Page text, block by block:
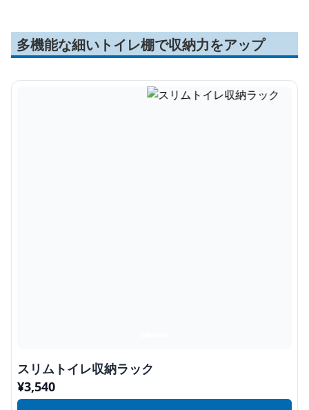
多機能な細いトイレ棚で収納力をアップ
スリムトイレ収納ラック
¥3,540